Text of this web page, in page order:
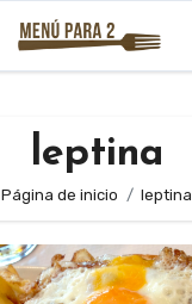
leptina
Página de inicio leptina